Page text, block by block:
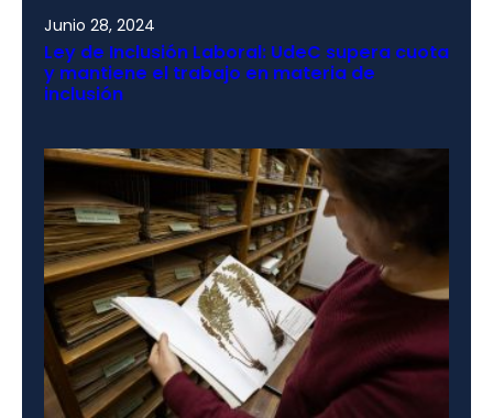
Junio 28, 2024
Ley de Inclusión Laboral: UdeC supera cuota
y mantiene el trabajo en materia de
inclusión